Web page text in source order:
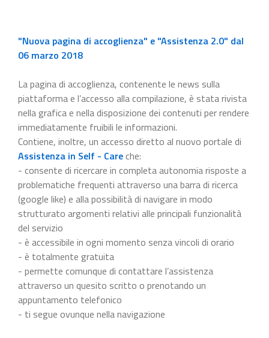
"Nuova pagina di accoglienza" e "Assistenza 2.0" dal
06 marzo 2018
La pagina di accoglienza, contenente le news sulla
piattaforma e l’accesso alla compilazione, è stata rivista
nella grafica e nella disposizione dei contenuti per rendere
immediatamente fruibili le informazioni.
Contiene, inoltre, un accesso diretto al nuovo portale di
Assistenza in Self - Careche:
- consente di ricercare in completa autonomia risposte a
problematiche frequenti attraverso una barra di ricerca
(google like) e alla possibilità di navigare in modo
strutturato argomenti relativi alle principali funzionalità
del servizio
- è accessibile in ogni momento senza vincoli di orario
- è totalmente gratuita
- permette comunque di contattare l’assistenza
attraverso un quesito scritto o prenotando un
appuntamento telefonico
- ti segue ovunque nella navigazione